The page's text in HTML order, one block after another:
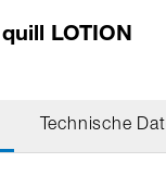
LOTION
Technische